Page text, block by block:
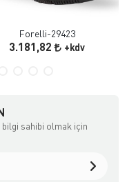
Forelli-29423
3.181,82 +kdv
bilgi sahibi olmak için